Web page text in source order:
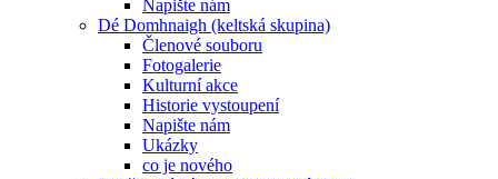
Napište nám
Dé Domhnaigh (keltská skupina)
Členové souboru
Fotogalerie
Kulturní akce
Historie vystoupení
Napište nám
Ukázky
co je nového